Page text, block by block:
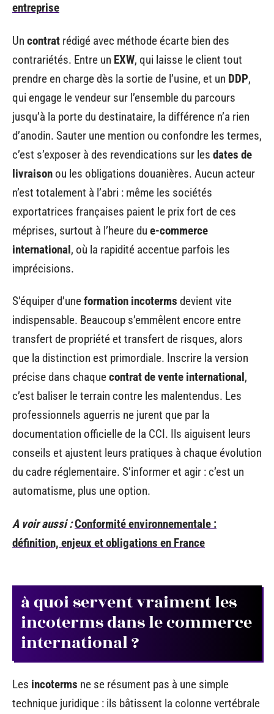
entreprise
Un contrat rédigé avec méthode écarte bien des
contrariétés. Entre un EXW, qui laisse le client tout
prendre en charge dès la sortie de l’usine, et un DDP,
qui engage le vendeur sur l’ensemble du parcours
jusqu’à la porte du destinataire, la différence n’a rien
d’anodin. Sauter une mention ou confondre les termes,
c’est s’exposer à des revendications sur les dates de
livraison ou les obligations douanières. Aucun acteur
n’est totalement à l’abri : même les sociétés
exportatrices françaises paient le prix fort de ces
méprises, surtout à l’heure du e-commerce
international, où la rapidité accentue parfois les
imprécisions.
S’équiper d’uneformation incoterms devient vite
indispensable. Beaucoup s’emmêlent encore entre
transfert de propriété et transfert de risques, alors
que la distinction est primordiale. Inscrire la version
précise dans chaquecontrat de vente international,
c’est baliser le terrain contre les malentendus. Les
professionnels aguerris ne jurent que par la
documentation officielle de la CCI. Ils aiguisent leurs
conseils et ajustent leurs pratiques à chaque évolution
du cadre réglementaire. S’informer et agir : c’est un
automatisme, plus une option.
A voir aussi :Conformité environnementale :
définition, enjeux et obligations en France
à quoi servent vraiment les
incoterms dans le commerce
international ?
Les incoterms ne se résument pas à une simple
technique juridique : ils bâtissent la colonne vertébrale